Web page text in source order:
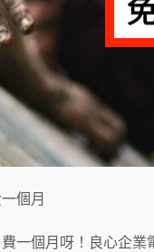
個月
一個月呀！良心企業